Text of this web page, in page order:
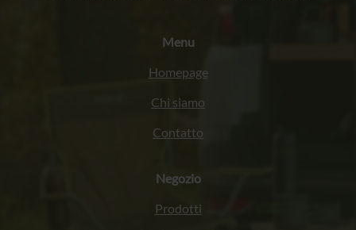
Menu
Homepage
Chi siamo
Contatto
Negozio
Prodotti